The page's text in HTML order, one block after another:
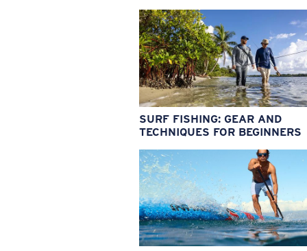
SURF FISHING: GEAR AND
TECHNIQUES FOR BEGINNERS